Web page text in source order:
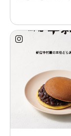
のふんわり感と
食べたくなりま